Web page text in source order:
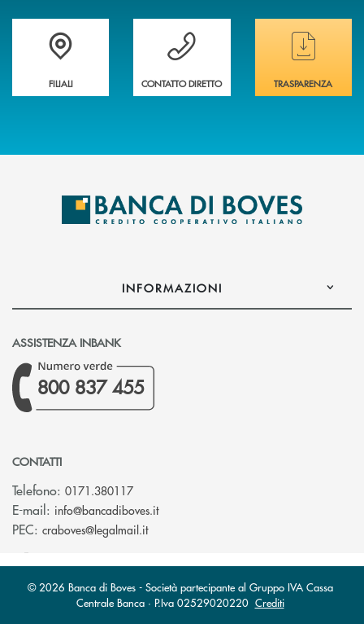
Trova la filiale&nbsp; più vicina a te
FILIALI
Hai bisogno di assistenza immediata ?
CONTATTO DIRETTO
Hai bisogno di
TRASPARENZA
INFORMAZIONI
ASSISTENZA INBANK
800 837 455
CONTATTI
Telefono: 0171.380117
E-mail: info@bancadiboves.it(si apre l’app di posta elettronica)
PEC: craboves@legalmail.it(si apre l’app di posta elettronica)
© 2026 Banca di Boves - Società partecipante al Gruppo IVA Cassa
Centrale Banca · P.Iva 02529020220 Crediti